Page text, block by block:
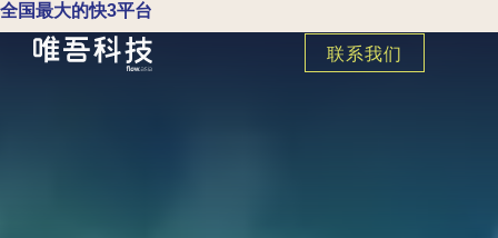
全国最大的快3平台
联系我们